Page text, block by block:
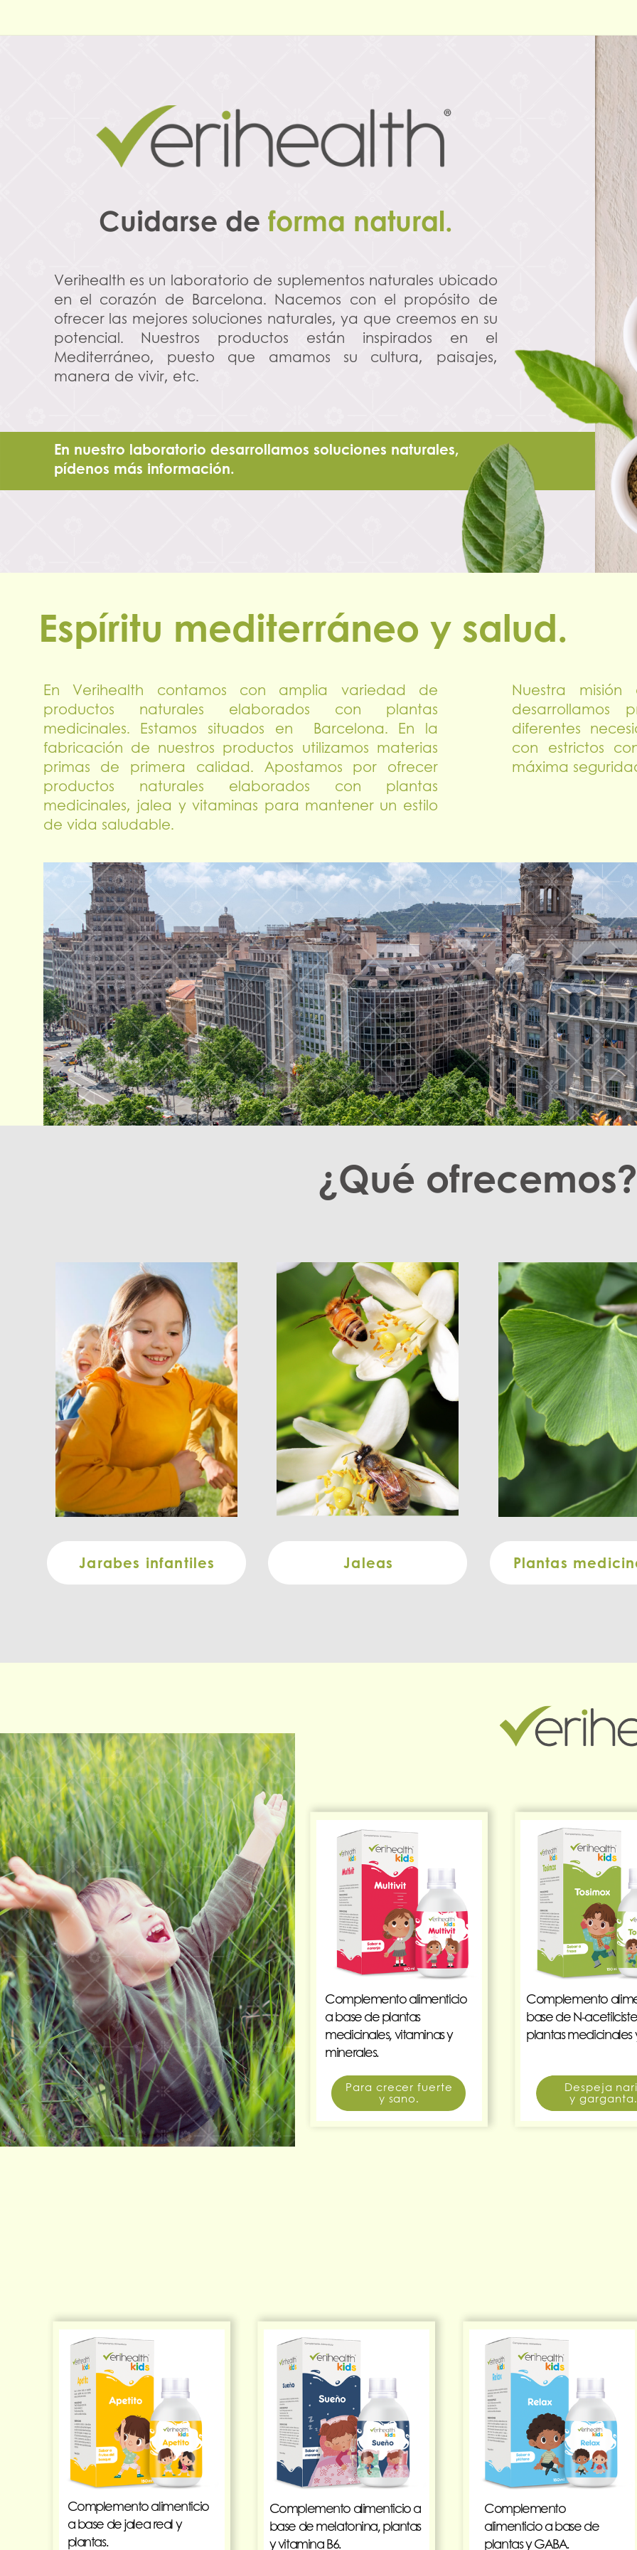
Cuidarse de forma natural.
Verihealth es un laboratorio de suplementos naturales ubicado
en el corazón de Barcelona. Nacemos con el propósito de
ofrecer las mejores soluciones naturales, ya que creemos en su
potencial. Nuestros productos están inspirados en el
Mediterráneo, puesto que amamos su cultura, paisajes,
manera de vivir, etc.
En nuestro laboratorio desarrollamos soluciones naturales,
pídenos más información.
Espíritu mediterráneo y salud.
En Verihealth contamos con amplia variedad de
productos naturales elaborados con plantas
medicinales. Estamos situados en
Barcelona. En la
fabricación de nuestros productos utilizamos materias
primas de primera calidad. Apostamos por ofrecer
productos naturales elaborados con plantas
medicinales, jalea y vitaminas para mantener un estilo
de vida saludable.
Nuestra
desarrollamos
diferentes
con estrictos
máxima
Jarabes infantiles
¿Qué
Jaleas Plantas
Complemento alimenticio
a basede plantas
medicinales, vitaminas y
minerales.
Para crecer fuerte
y sano.
Complemento
base de N-
plantas medicinales
Despeja
y garganta.
Complemento alimenticio
a base de jalea real y
plantas.
Complemento alimenticio a
base de melatonina, plantas
y vitamina B6.
Complemento
alimenticio a base de
plantas y GABA.